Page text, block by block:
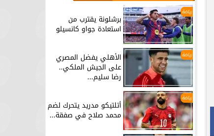
رياضة
برشلونة يقترب من
استعادة جواو كانسيلو
رياضة الأهلي يفضل المصري
على الجيش الملكي..
رضا سليم...
رياضة
أتلتيكو مدريد يتحرك لضم
محمد صلاح في صفقة...